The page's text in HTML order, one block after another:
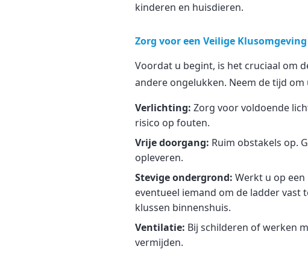
kinderen en huisdieren.
Zorg voor een Veilige Klusomgeving
Voordat u begint, is het cruciaal om
andere ongelukken. Neem de tijd
Verlichting: Zorg voor voldoende
risico op fouten.
Vrije doorgang: Ruim obstakels op.
opleveren.
Stevige ondergrond: Werkt u op
eventueel iemand om de ladder vast
klussen binnenshuis.
Ventilatie: Bij schilderen of werken
vermijden.